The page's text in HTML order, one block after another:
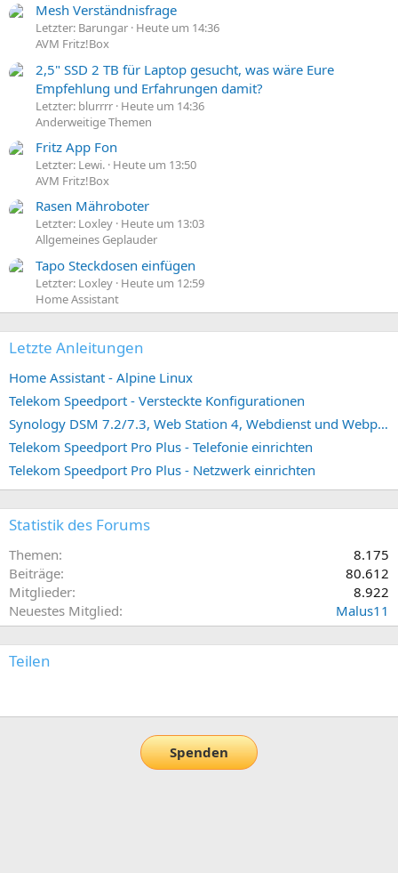
Mesh Verständnisfrage
Letzter: Barungar Heute um 14:36
AVM Fritz!Box
2,5" SSD 2 TB für Laptop gesucht, was wäre Eure
Empfehlung und Erfahrungen damit?
Letzter: blurrrr Heute um 14:36
Anderweitige Themen
Fritz App Fon
Letzter: Lewi. Heute um 13:50
AVM Fritz!Box
Rasen Mähroboter
Letzter: Loxley Heute um 13:03
Allgemeines Geplauder
Tapo Steckdosen einfügen
Letzter: Loxley Heute um 12:59
Home Assistant
Letzte Anleitungen
Home Assistant - Alpine Linux
Telekom Speedport - Versteckte Konfigurationen
Synology DSM 7.2/7.3, Web Station 4, Webdienst und Webportal erstellen (ehemals vHost)
Telekom Speedport Pro Plus - Telefonie einrichten
Telekom Speedport Pro Plus - Netzwerk einrichten
Statistik des Forums
Themen
8.175
Beiträge
80.612
Mitglieder
8.922
Neuestes Mitglied
Malus11
Teilen
Spenden